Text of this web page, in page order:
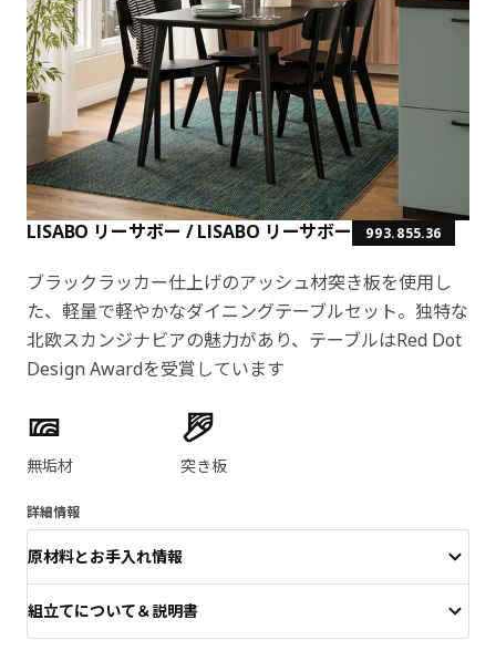
LISABO リーサボー / LISABO リーサボー 993.855.36
ブラックラッカー仕上げのアッシュ材突き板を使用し
た、軽量で軽やかなダイニングテーブルセット。独特な
北欧スカンジナビアの魅力があり、テーブルはRed Dot
Design Awardを受賞しています
製品の特徴
無垢材 突き板
詳細情報
原材料とお手入れ情報
組立てについて＆説明書